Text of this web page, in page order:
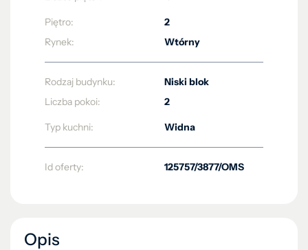
Piętro:
2
Rynek:
Wtórny
Rodzaj budynku:
Niski blok
Liczba pokoi:
2
Typ kuchni: Widna
Id oferty: 125757/3877/OMS
Opis